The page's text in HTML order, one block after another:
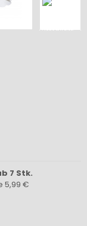
7 Stk.
5,99 €